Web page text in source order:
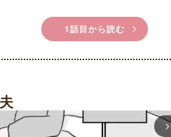
1話目から読む
arrow_forward_ios